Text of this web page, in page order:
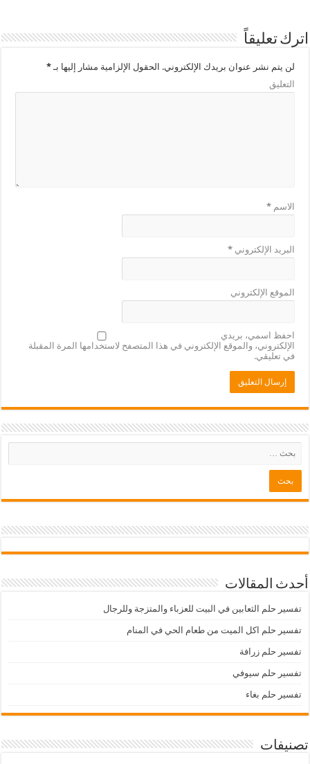
اترك تعليقاً
لن يتم نشر عنوان بريدك الإلكتروني. الحقول الإلزامية مشار إليها بـ*
التعليق
الاسم*
البريد الإلكتروني*
الموقع الإلكتروني
احفظ اسمي، بريدي
الإلكتروني، والموقع الإلكتروني في هذا المتصفح لاستخدامها المرة المقبلة
في تعليقي.
أحدث المقالات
تفسير حلم الثعابين في البيت للعزباء والمتزجة وللرجال
تفسير حلم اكل الميت من طعام الحي في المنام
تفسير حلم زرافة
تفسير حلم سيوفي
تفسير حلم بغاء
تصنيفات